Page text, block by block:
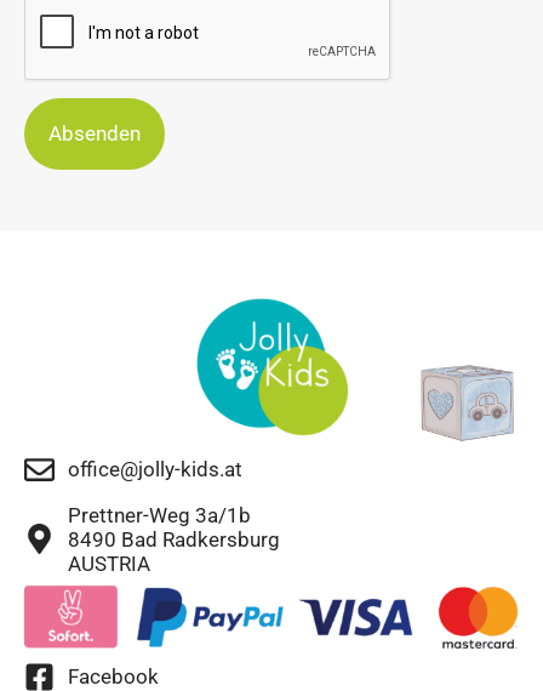
Absenden
office@jolly-kids.at
Prettner-Weg 3a/1b
8490 Bad Radkersburg
AUSTRIA
Facebook